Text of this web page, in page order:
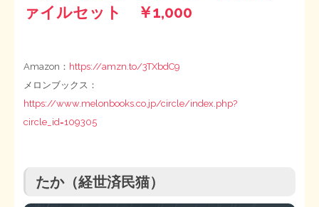
ァイルセット ￥1,000
Amazon： https://amzn.to/3TXbdC9
メロンブックス：
https://www.melonbooks.co.jp/circle/index.php?
circle_id=109305
たか（経世済民猫）